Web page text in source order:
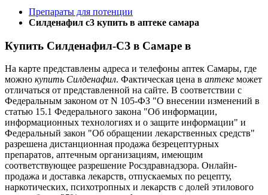
Препараты для потенции
Силденафил с3 купить в аптеке самара
Купить Силденафил-СЗ в Самаре в
На карте представлены адреса и телефоны аптек Самары, где
можно купить Силденафил. Фактическая цена в аптеке может
отличаться от представленной на сайте. В соответствии с
Федеральным законом от N 105-ФЗ "О внесении изменений в
статью 15.1 Федерального закона "Об информации,
информационных технологиях и о защите информации" и
Федеральный закон "Об обращении лекарственных средств"
разрешена дистанционная продажа безрецептурных
препаратов, аптечным организациям, имеющим
соответствующее разрешение Росздравнадзора. Онлайн-
продажа и доставка лекарств, отпускаемых по рецепту,
наркотических, психотропных и лекарств с долей этилового